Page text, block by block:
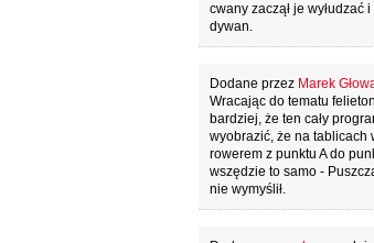
cwany zaczął je
dywan.
Dodane przez Marek
Wracając do tematu
bardziej, że ten cały
wyobrazić, że na tablicach
rowerem z punktu A do
wszędzie to samo -
nie wymyślił.